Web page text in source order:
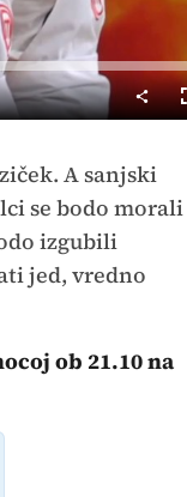
A sanjski
se bodo morali
izgubili
jed, vredno
ob 21.10 na